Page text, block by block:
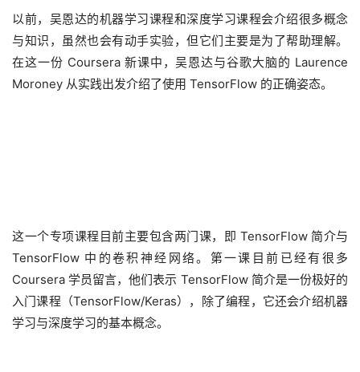
以前，吴恩达的机器学习课程和深度学习课程会介绍很多概念
与知识，虽然也会有动手实验，但它们主要是为了帮助理解。
在这一份 Coursera 新课中，吴恩达与谷歌大脑的 Laurence
Moroney 从实践出发介绍了使用 TensorFlow 的正确姿态。
这一个专项课程目前主要包含两门课，即 TensorFlow 简介与
TensorFlow 中的卷积神经网络。第一课目前已经有很多
Coursera 学员留言，他们表示 TensorFlow 简介是一份极好的
入门课程（TensorFlow/Keras），除了编程，它还会介绍机器
学习与深度学习的基本概念。